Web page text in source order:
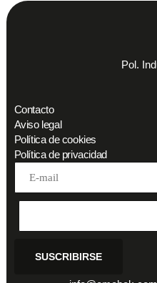
Pol.
Contacto
Aviso legal
Política de cookies
Política de privacidad
SUSCRIBIRSE